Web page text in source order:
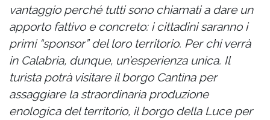
vantaggio perché tutti sono chiamati a dare un
apporto fattivo e concreto: i cittadini saranno i
primi “sponsor” del loro territorio. Per chi verrà
in Calabria, dunque, un’esperienza unica. Il
turista potrà visitare il borgo Cantina per
assaggiare la straordinaria produzione
enologica del territorio, il borgo della Luce per